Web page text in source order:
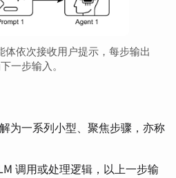
体依次接收用户提示，每步输出
一步输入。
为一系列小型、聚焦步骤，亦称
调用或处理逻辑，以上一步输